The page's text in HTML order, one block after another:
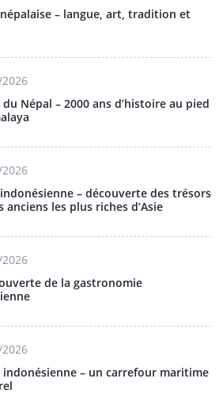
– langue, art, tradition et
Népal – 2000 ans d’histoire au pied
– découverte des trésors
anciens les plus riches d’Asie
de la gastronomie
– un carrefour maritime